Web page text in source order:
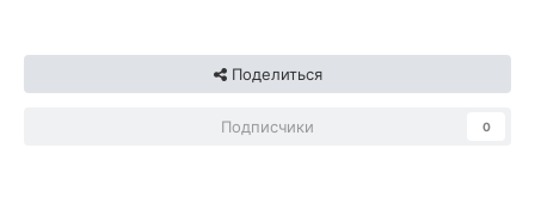
Поделиться
Подписчики 0